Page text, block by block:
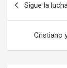
entradas
Sigue la
Cristiano